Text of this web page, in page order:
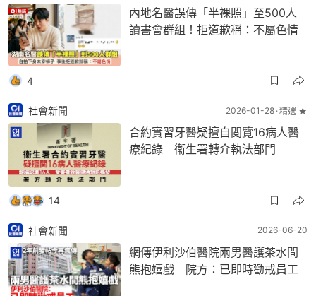
內地名醫誤傳「半裸照」至500人
讀書會群組！拒道歉稱：不屬色情
4
社會新聞 2026-01-28 精選 ★
合約實習牙醫疑擅自閲覽16病人醫
療紀錄 衞生署轉介執法部門
14
社會新聞 2026-06-20
網傳伊利沙伯醫院兩男醫護茶水間
熊抱嬉戲 院方：已即時勸戒員工